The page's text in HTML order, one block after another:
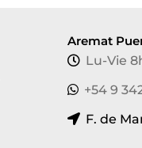
Aremat
Lu-Vie
+54 9
F. de